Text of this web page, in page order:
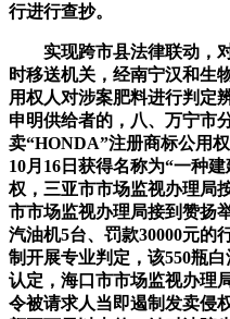
行进行查抄。
实现跨市县法律联动，对
时移送机关，经南宁汉和生
用权人对涉案肥料进行判定
申明供给者的，八、万宁市
卖“HONDA”注册商标公用
10月16日获得名称为“一种
权，三亚市市场监视办理局
市市场监视办理局接到赞扬
汽油机5台、罚款30000元的
制开展专业判定，该550瓶
认定，海口市市场监视办理
令被请求人当即遏制发卖侵